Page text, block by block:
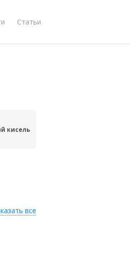
Статьи
кисель
все